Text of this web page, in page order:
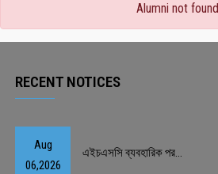
Alumni not found
RECENT NOTICES
Aug
06,2026
এইচএসসি ব্যবহারিক পর...